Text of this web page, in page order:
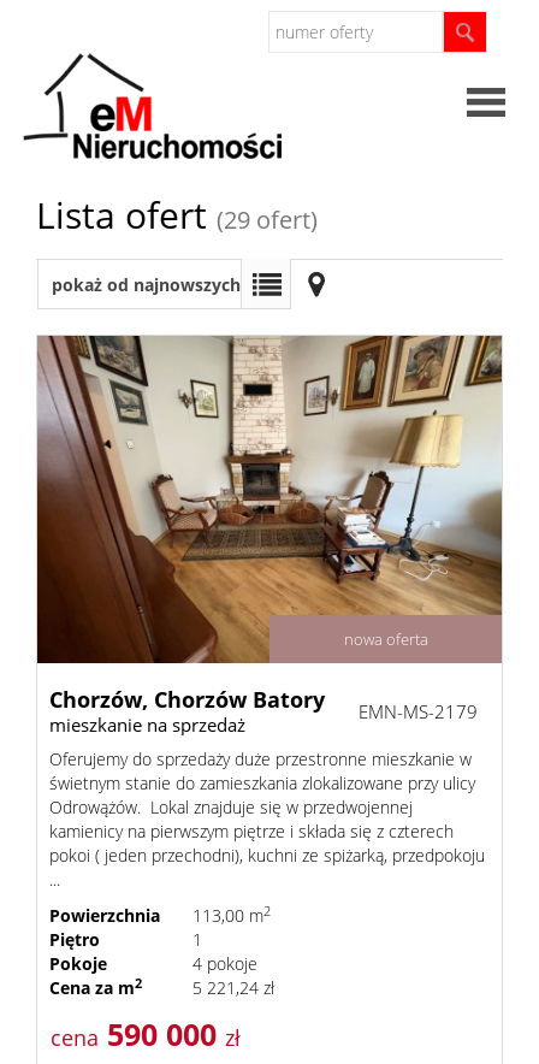
O
firmie
Oferta
Domy
Dzialki
Obiekty
Lista ofert (29 ofert)
pokaż od najnowszych
nowa oferta
Chorzów, Chorzów Batory
mieszkanie na sprzedaż
EMN-MS-2179
Oferujemy do sprzedaży duże przestronne mieszkanie w
świetnym stanie do zamieszkania zlokalizowane przy ulicy
Odrowążów. Lokal znajduje się w przedwojennej
kamienicy na pierwszym piętrze i składa się z czterech
pokoi ( jeden przechodni), kuchni ze spiżarką, przedpokoju
...
Powierzchnia
113,00 m2
Piętro
1
Pokoje
4 pokoje
Cena za m2 5 221,24 zł
cena 590 000 zł